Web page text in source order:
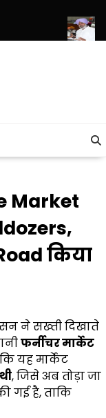
Market
किया
ने सख्ती दिखाते
फर्नीचर मार्केट
यह मार्केट
, जिसे अब तोड़ा जा
गई है, ताकि